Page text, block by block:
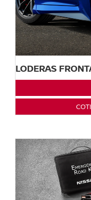
LODERAS